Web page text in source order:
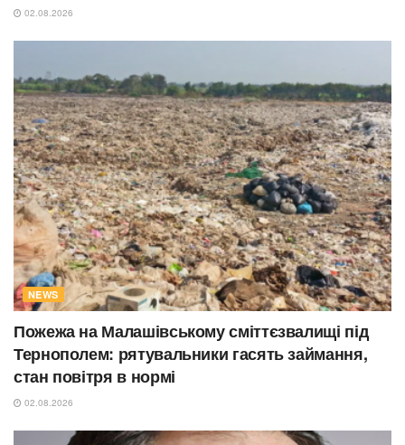
02.08.2026
NEWS
Пожежа на Малашівському сміттєзвалищі під
Тернополем: рятувальники гасять займання,
стан повітря в нормі
02.08.2026